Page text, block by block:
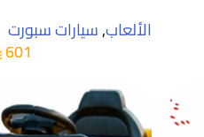
الألعاب,سيارات سبورت
601